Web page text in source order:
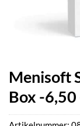
Menisoft
Box -